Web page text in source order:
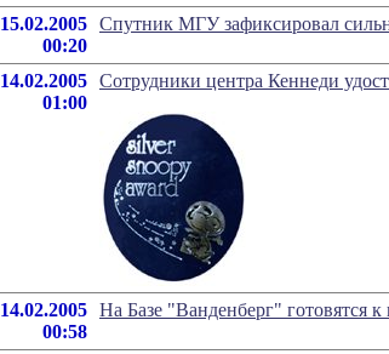
15.02.2005
00:20
Спутник МГУ зафиксировал
14.02.2005
01:00
Сотрудники центра Кеннеди
14.02.2005
00:58
На Базе "Ванденберг" готовятся